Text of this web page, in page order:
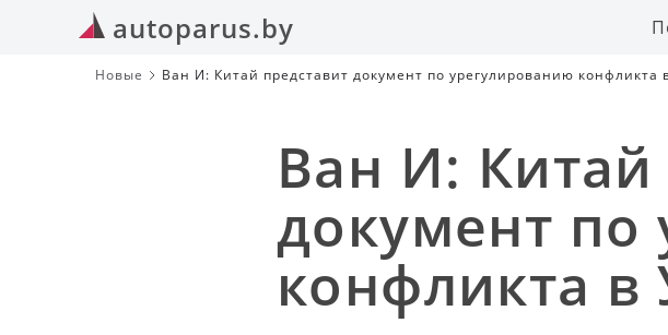
autoparus.by
Новые Ван И: Китай представит документ по урегулированию конфликта
Ван И: Китай
документ по
конфликта в